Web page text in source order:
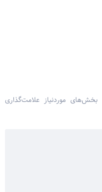
بخش‌های موردنیاز علامت‌گذاری